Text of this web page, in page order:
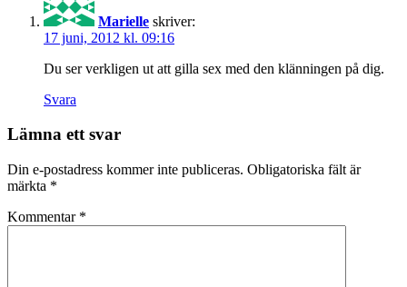
Marielle skriver:
17 juni, 2012 kl. 09:16
Du ser verkligen ut att gilla sex med den klänningen på dig.
Svara
Lämna ett svar
Din e-postadress kommer inte publiceras. Obligatoriska fält är
märkta *
Kommentar *